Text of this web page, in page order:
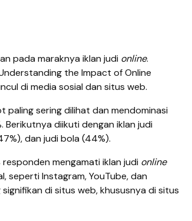
pada maraknya iklan judi online.
the Impact of Online
di media sosial dan situs web.
paling sering dilihat dan mendominasi
Berikutnya diikuti dengan iklan judi
dan judi bola (44%).
mengamati iklan judi online
seperti Instagram, YouTube, dan
di situs web, khususnya di situs